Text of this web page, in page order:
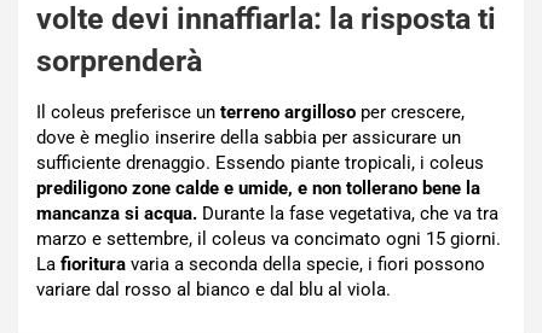
volte devi innaffiarla: la risposta ti
sorprenderà
Il coleus preferisce un terreno argilloso per crescere,
dove è meglio inserire della sabbia per assicurare un
sufficiente drenaggio. Essendo piante tropicali, i coleus
prediligono zone calde e umide, e non tollerano bene la
mancanza si acqua. Durante la fase vegetativa, che va tra
marzo e settembre, il coleus va concimato ogni 15 giorni.
La fioritura varia a seconda della specie, i fiori possono
variare dal rosso al bianco e dal blu al viola.